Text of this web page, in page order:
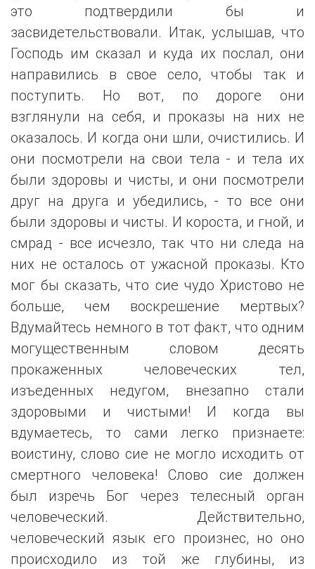
это подтвердили бы и
засвидетельствовали. Итак, услышав, что
Господь им сказал и куда их послал, они
направились в свое село, чтобы так и
поступить. Но вот, по дороге они
взглянули на себя, и проказы на них не
оказалось. И когда они шли, очистились. И
они посмотрели на свои тела - и тела их
были здоровы и чисты, и они посмотрели
друг на друга и убедились, - то все они
были здоровы и чисты. И короста, и гной, и
смрад - все исчезло, так что ни следа на
них не осталось от ужасной проказы. Кто
мог бы сказать, что сие чудо Христово не
больше, чем воскрешение мертвых?
Вдумайтесь немного в тот факт, что одним
могущественным словом десять
прокаженных человеческих тел,
изъеденных недугом, внезапно стали
здоровыми и чистыми! И когда вы
вдумаетесь, то сами легко признаете:
воистину, слово сие не могло исходить от
смертного человека! Слово сие должен
был изречь Бог через телесный орган
человеческий. Действительно,
человеческий язык его произнес, но оно
происходило из той же глубины, из